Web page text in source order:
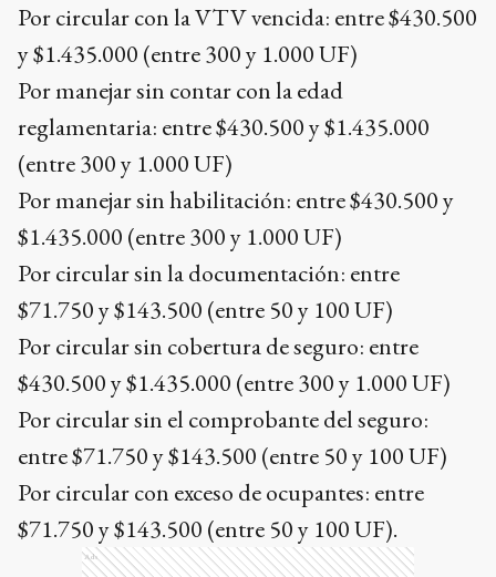
Por circular con la VTV vencida: entre $430.500
y $1.435.000 (entre 300 y 1.000 UF)
Por manejar sin contar con la edad
reglamentaria: entre $430.500 y $1.435.000
(entre 300 y 1.000 UF)
Por manejar sin habilitación: entre $430.500 y
$1.435.000 (entre 300 y 1.000 UF)
Por circular sin la documentación: entre
$71.750 y $143.500 (entre 50 y 100 UF)
Por circular sin cobertura de seguro: entre
$430.500 y $1.435.000 (entre 300 y 1.000 UF)
Por circular sin el comprobante del seguro:
entre $71.750 y $143.500 (entre 50 y 100 UF)
Por circular con exceso de ocupantes: entre
$71.750 y $143.500 (entre 50 y 100 UF).
Ads